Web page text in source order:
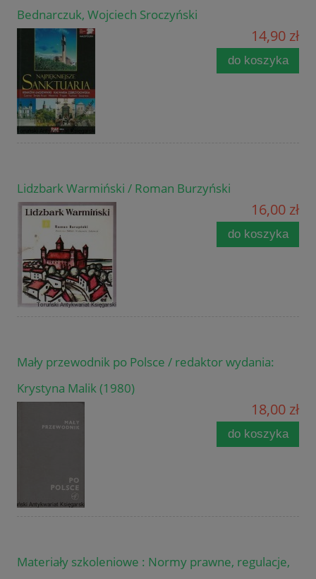
Bednarczuk, Wojciech Sroczyński
14,90 zł
do koszyka
Lidzbark Warmiński / Roman Burzyński
16,00 zł
do koszyka
Mały przewodnik po Polsce / redaktor wydania:
Krystyna Malik (1980)
18,00 zł
do koszyka
Materiały szkoleniowe : Normy prawne, regulacje,